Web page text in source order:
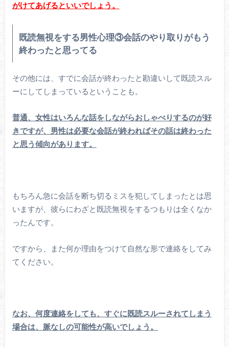
がけてあげるといいでしょう。
既読無視をする男性心理③会話のやり取りがもう
終わったと思ってる
その他には、すでに会話が終わったと勘違いして既読スル
ーにしてしまっているということも。
普通、女性はいろんな話をしながらおしゃべりするのが好
きですが、男性は必要な会話が終わればその話は終わった
と思う傾向があります。
もちろん急に会話を断ち切るミスを犯してしまったとは思
いますが、彼らにわざと既読無視をするつもりは全くなか
ったんです。
ですから、また何か理由をつけて自然な形で連絡をしてみ
てください。
なお、何度連絡をしても、すぐに既読スルーされてしまう
場合は、脈なしの可能性が高いでしょう。